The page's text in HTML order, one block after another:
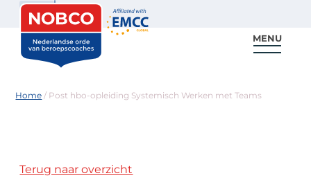
Zoeken
MENU
Home / Post hbo-opleiding Systemisch Werken met Teams
Terug naar overzicht